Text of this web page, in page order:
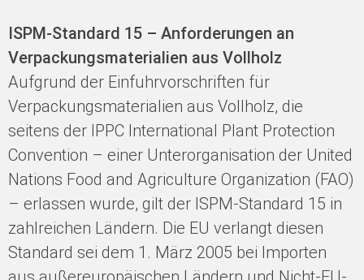
ISPM-Standard 15 – Anforderungen an
Verpackungsmaterialien aus Vollholz
Aufgrund der Einfuhrvorschriften für
Verpackungsmaterialien aus Vollholz, die
seitens der IPPC International Plant Protection
Convention – einer Unterorganisation der United
Nations Food and Agriculture Organization (FAO)
– erlassen wurde, gilt der ISPM-Standard 15 in
zahlreichen Ländern. Die EU verlangt diesen
Standard sei dem 1. März 2005 bei Importen